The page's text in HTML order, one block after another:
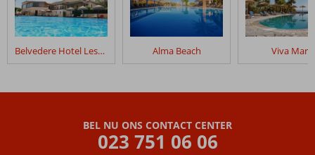
Belvedere Hotel Lesbos Alma Beach Viva Mare
BEL NU ONS CONTACT CENTER
023 751 06 06